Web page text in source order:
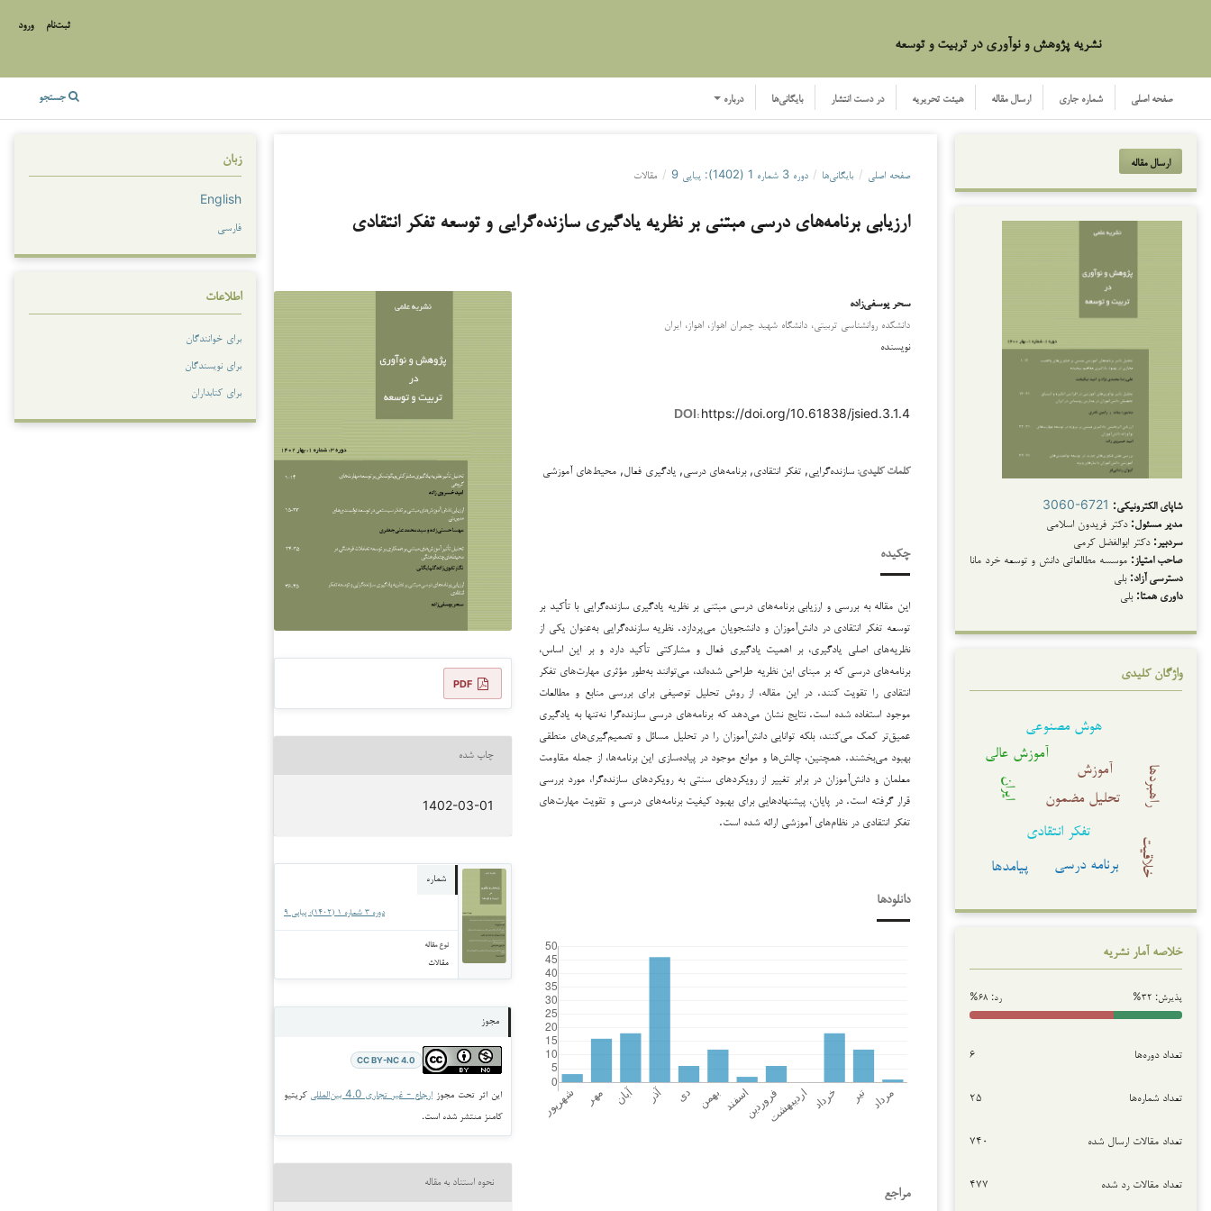
نشریه پژوهش و نوآوری در تربیت و توسعه
صفحه اصلی شماره جاری ارسال مقاله هیئت تحریریه در دست انتشار بایگانی‌ها درباره جستجو
ثبت‌نام ورود
ارسال مقاله
شاپای الکترونیکی: 3060-6721
مدیر مسئول: دکتر فریدون اسلامی
سردبیر: دکتر ابوالفضل کرمی
صاحب امتیاز: موسسه مطالعاتی دانش و توسعه خرد مانا
دسترسی آزاد: بلی
داوری همتا: بلی
واژگان کلیدی
تحلیل مضمون
تفکر انتقادی
آموزش
آموزش عالی
برنامه درسی
هوش مصنوعی
خلاقیت
ایران راهبردها
پیامدها
خلاصه آمار نشریه
پذیرش: ۳۲% رد: ۶۸%
تعداد دوره‌ها ۶
تعداد شماره‌ها ۲۵
تعداد مقالات ارسال شده ۷۴۰
تعداد مقالات رد شده ۴۷۷
صفحه اصلی / بایگانی‌ها / دوره 3 شماره 1 (1402): پیاپی 9 / مقالات
ارزیابی برنامه‌های درسی مبتنی بر نظریه یادگیری سازنده‌گرایی و توسعه تفکر انتقادی
سحر یوسفی‌زاده
دانشکده روانشناسی تربیتی، دانشگاه شهید چمران اهواز، اهواز، ایران
نویسنده
DOI: https://doi.org/10.61838/jsied.3.1.4
کلمات کلیدی: سازنده‌گرایی, تفکر انتقادی, برنامه‌های درسی, یادگیری فعال, محیط‌های آموزشی
چکیده
این مقاله به بررسی و ارزیابی برنامه‌های درسی مبتنی بر نظریه یادگیری سازنده‌گرایی با تأکید بر
توسعه تفکر انتقادی در دانش‌آموزان و دانشجویان می‌پردازد. نظریه سازنده‌گرایی به‌عنوان یکی از
نظریه‌های اصلی یادگیری، بر اهمیت یادگیری فعال و مشارکتی تأکید دارد و بر این اساس،
برنامه‌های درسی که بر مبنای این نظریه طراحی شده‌اند، می‌توانند به‌طور مؤثری مهارت‌های تفکر
انتقادی را تقویت کنند. در این مقاله، از روش تحلیل توصیفی برای بررسی منابع و مطالعات
موجود استفاده شده است. نتایج نشان می‌دهد که برنامه‌های درسی سازنده‌گرا نه‌تنها به یادگیری
عمیق‌تر کمک می‌کنند، بلکه توانایی دانش‌آموزان را در تحلیل مسائل و تصمیم‌گیری‌های منطقی
بهبود می‌بخشند. همچنین، چالش‌ها و موانع موجود در پیاده‌سازی این برنامه‌ها، از جمله مقاومت
معلمان و دانش‌آموزان در برابر تغییر از رویکردهای سنتی به رویکردهای سازنده‌گرا، مورد بررسی
قرار گرفته است. در پایان، پیشنهادهایی برای بهبود کیفیت برنامه‌های درسی و تقویت مهارت‌های
تفکر انتقادی در نظام‌های آموزشی ارائه شده است.
دانلودها
مراجع
دانلودها PDF
چاپ شده
1402-03-01
شماره
دوره 3 شماره 1 (1402): پیاپی 9
نوع مقاله
مقالات
مجوز
CC BY-NC 4.0
این اثر تحت مجوز ارجاع - غیر تجاری 4.0 بین‌المللی
کریتیو
کامنز منتشر شده است.
نحوه استناد به مقاله
زبان
English
فارسی
اطلاعات
برای خوانندگان
برای نویسندگان
برای کتابداران